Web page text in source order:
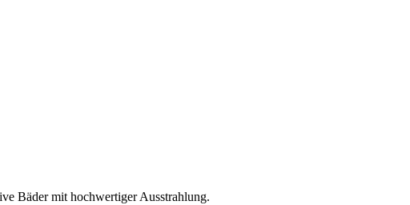
Bäder mit hochwertiger Ausstrahlung.